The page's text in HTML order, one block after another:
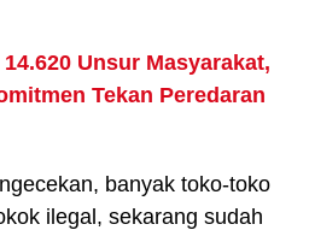
Unsur Masyarakat,
Tekan Peredaran
banyak toko-toko
ilegal, sekarang sudah